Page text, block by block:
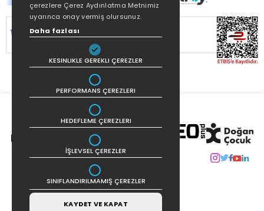
SİTEMİZ
KORUNMAKTADIR.
çerezlere Çerez Aydınlatma Metnimiz
uyarınca onay vermiş olursunuz.
Daha fazlası
KESINLIKLE GEREKLI ÇEREZLER
PERFORMANS ÇEREZLERI
HEDEFLEME ÇEREZLERI
İŞLEVSEL ÇEREZLER
SINIFLANDIRILMAMIŞ ÇEREZLER
KAYDET VE KAPAT